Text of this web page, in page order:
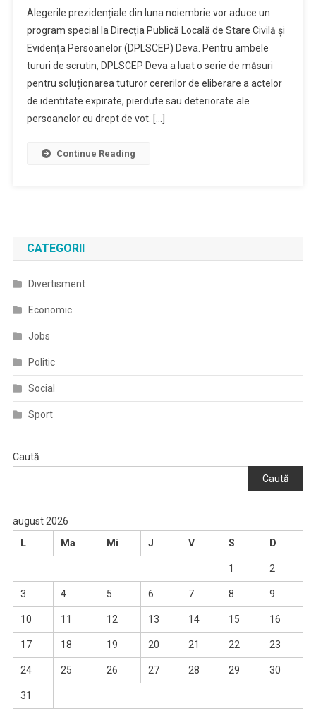
Prelungit
La
Evidenta
Persoanelor
Deva,
Alegerile prezidențiale din luna noiembrie vor aduce un
program special la Direcția Publică Locală de Stare Civilă și
Evidența Persoanelor (DPLSCEP) Deva. Pentru ambele
tururi de scrutin, DPLSCEP Deva a luat o serie de măsuri
pentru soluționarea tuturor cererilor de eliberare a actelor
de identitate expirate, pierdute sau deteriorate ale
persoanelor cu drept de vot. […]
Continue Reading
CATEGORII
Divertisment
Economic
Jobs
Politic
Social
Sport
Caută
Caută
august 2026
L
Ma Mi J V S D
1 2
3 4 5 6 7 8 9
10 11 12 13 14 15 16
17 18 19 20 21 22 23
24 25 26 27 28 29 30
31